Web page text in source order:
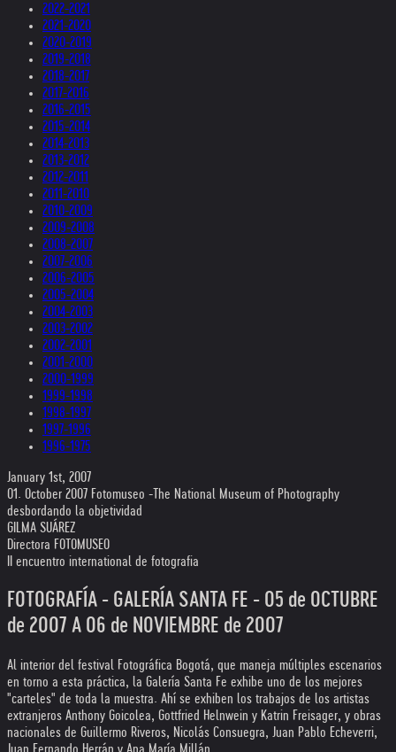
2022-2021
2021-2020
2020-2019
2019-2018
2018-2017
2017-2016
2016-2015
2015-2014
2014-2013
2013-2012
2012-2011
2011-2010
2010-2009
2009-2008
2008-2007
2007-2006
2006-2005
2005-2004
2004-2003
2003-2002
2002-2001
2001-2000
2000-1999
1999-1998
1998-1997
1997-1996
1996-1975
January 1st, 2007
01. October 2007 Fotomuseo -The National Museum of Photography
desbordando la objetividad
GILMA SUÁREZ
Directora FOTOMUSEO
II encuentro international de fotografia
FOTOGRAFÍA - GALERÍA SANTA FE - 05 de OCTUBRE
de 2007 A 06 de NOVIEMBRE de 2007
Al interior del festival Fotográfica Bogotá, que maneja múltiples escenarios
en torno a esta práctica, la Galería Santa Fe exhibe uno de los mejores
"carteles" de toda la muestra. Ahí se exhiben los trabajos de los artistas
extranjeros Anthony Goicolea, Gottfried Helnwein y Katrin Freisager, y obras
nacionales de Guillermo Riveros, Nicolás Consuegra, Juan Pablo Echeverri,
Juan Fernando Herrán y Ana María Millán.